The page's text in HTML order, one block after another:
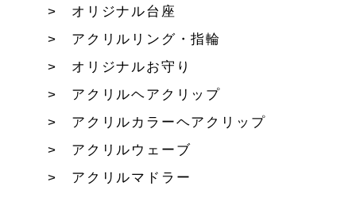
オリジナル台座
アクリルリング・指輪
オリジナルお守り
アクリルヘアクリップ
アクリルカラーヘアクリップ
アクリルウェーブ
アクリルマドラー